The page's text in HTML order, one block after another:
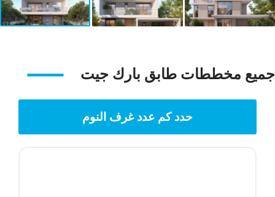
جميع مخططات طابق بارك جيت
حدد كم عدد غرف النوم